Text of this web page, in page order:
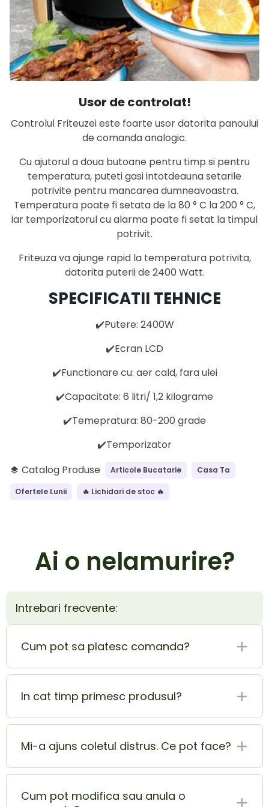
Usor de controlat!
Controlul Friteuzei este foarte usor datorita panoului
de comanda analogic.
Cu ajutorul a doua butoane pentru timp si pentru
temperatura, puteti gasi intotdeauna setarile
potrivite pentru mancarea dumneavoastra.
Temperatura poate fi setata de la 80 ° C la 200 ° C,
iar temporizatorul cu alarma poate fi setat la timpul
potrivit.
Friteuza va ajunge rapid la temperatura potrivita,
datorita puterii de 2400 Watt.
SPECIFICATII TEHNICE
✔️Putere: 2400W
✔️Ecran LCD
✔️Functionare cu: aer cald, fara ulei
✔️Capacitate: 6 litri/ 1,2 kilograme
✔️Temepratura: 80-200 grade
✔️Temporizator
layers Catalog Produse Articole Bucatarie Casa Ta
Ofertele Lunii 🔥 Lichidari de stoc 🔥
Ai o nelamurire?
Intrebari frecvente:
Cum pot sa platesc comanda?
Plata la livrare (ramburs) este cel mai sigur si
mai usor mod de plata. In acelasi timp poti
reducere de 5% din totalul comenzii.
In cat timp primesc produsul?
Produsul ajunge la tine in 1-2 zile lucratoare.
Mi-a ajuns coletul distrus. Ce pot face?
In momentul in care ai primit coletul lovit sau
deteriorat, contacteaza-ne pe adresa
Cum pot modifica sau anula o